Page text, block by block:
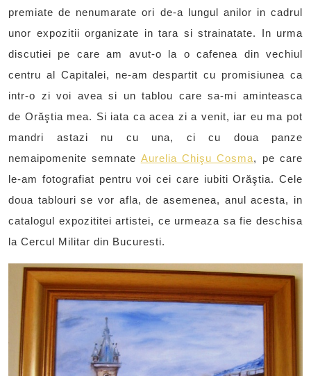
premiate de nenumarate ori de-a lungul anilor in cadrul
unor expozitii organizate in tara si strainatate. In urma
discutiei pe care am avut-o la o cafenea din vechiul
centru al Capitalei, ne-am despartit cu promisiunea ca
intr-o zi voi avea si un tablou care sa-mi aminteasca
de Orăştia mea. Si iata ca acea zi a venit, iar eu ma pot
mandri astazi nu cu una, ci cu doua panze
nemaipomenite semnate Aurelia Chişu Cosma, pe care
le-am fotografiat pentru voi cei care iubiti Orăştia. Cele
doua tablouri se vor afla, de asemenea, anul acesta, in
catalogul expozititei artistei, ce urmeaza sa fie deschisa
la Cercul Militar din Bucuresti.